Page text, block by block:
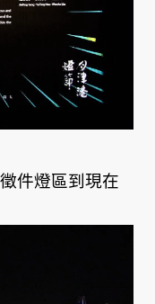
件燈區到現在